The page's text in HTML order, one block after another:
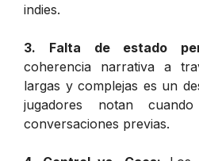
indies.
3. Falta de estado
coherencia narrativa a
largas y complejas es un
jugadores notan
conversaciones previas.